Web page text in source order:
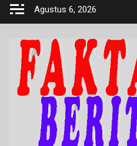
Skip
Agustus 6, 2026